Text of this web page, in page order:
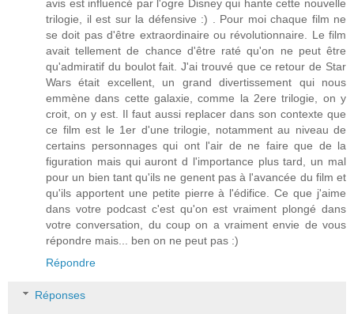
avis est influencé par l'ogre Disney qui hante cette nouvelle
trilogie, il est sur la défensive :) . Pour moi chaque film ne
se doit pas d'être extraordinaire ou révolutionnaire. Le film
avait tellement de chance d'être raté qu'on ne peut être
qu'admiratif du boulot fait. J'ai trouvé que ce retour de Star
Wars était excellent, un grand divertissement qui nous
emmène dans cette galaxie, comme la 2ere trilogie, on y
croit, on y est. Il faut aussi replacer dans son contexte que
ce film est le 1er d'une trilogie, notamment au niveau de
certains personnages qui ont l'air de ne faire que de la
figuration mais qui auront d l'importance plus tard, un mal
pour un bien tant qu'ils ne genent pas à l'avancée du film et
qu'ils apportent une petite pierre à l'édifice. Ce que j'aime
dans votre podcast c'est qu'on est vraiment plongé dans
votre conversation, du coup on a vraiment envie de vous
répondre mais... ben on ne peut pas :)
Répondre
Réponses